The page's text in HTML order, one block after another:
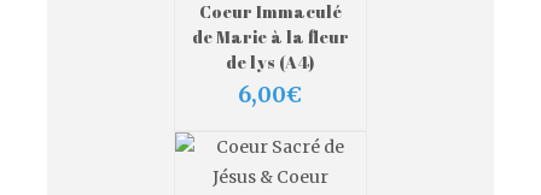
PANIER
VIEW MORE
Coeur Immaculé
de Marie à la fleur
de lys (A4)
6,00€